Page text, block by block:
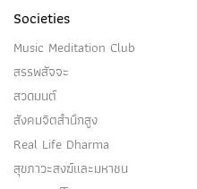
Societies
Music Meditation Club
สรรพสัจจะ
สวดมนต์
สังคมจิตสำนึกสูง
Real Life Dharma
สุขภาวะสงฆ์และมหาชน